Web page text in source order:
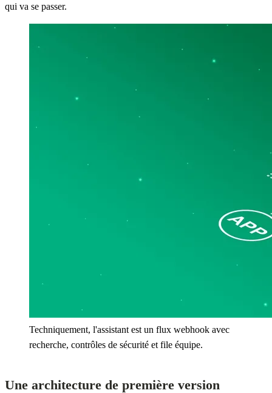
qui va se passer.
Techniquement, l'assistant est un flux webhook avec
recherche, contrôles de sécurité et file équipe.
Une architecture de première version